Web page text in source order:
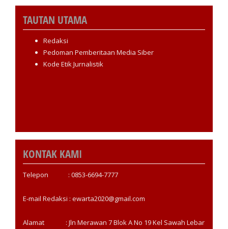
TAUTAN UTAMA
Redaksi
Pedoman Pemberitaan Media Siber
Kode Etik Jurnalistik
KONTAK KAMI
Telepon : 0853-6694-7777
E-mail Redaksi : ewarta2020@gmail.com
Alamat : Jln Merawan 7 Blok A No 19 Kel Sawah Lebar